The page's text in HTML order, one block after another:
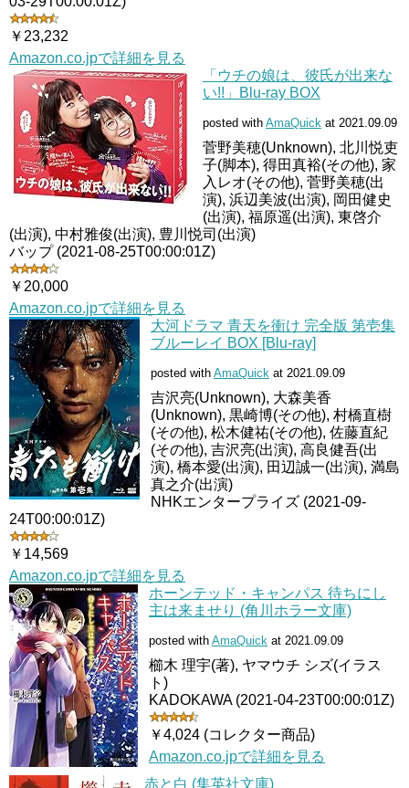
￥23,232
Amazon.co.jpで詳細を見る
「ウチの娘は、彼氏が出来な
い!!」Blu-ray BOX
posted with AmaQuick at 2021.09.09
菅野美穂(Unknown), 北川悦吏
子(脚本), 得田真裕(その他), 家
入レオ(その他), 菅野美穂(出
演), 浜辺美波(出演), 岡田健史
(出演), 福原遥(出演), 東啓介
(出演), 中村雅俊(出演), 豊川悦司(出演)
バップ (2021-08-25T00:00:01Z)
￥20,000
Amazon.co.jpで詳細を見る
大河ドラマ 青天を衝け 完全版 第壱集
ブルーレイ BOX [Blu-ray]
posted with AmaQuick at 2021.09.09
吉沢亮(Unknown), 大森美香
(Unknown), 黒崎博(その他), 村橋直樹
(その他), 松木健祐(その他), 佐藤直紀
(その他), 吉沢亮(出演), 高良健吾(出
演), 橋本愛(出演), 田辺誠一(出演), 満島
真之介(出演)
NHKエンタープライズ (2021-09-
24T00:00:01Z)
￥14,569
Amazon.co.jpで詳細を見る
ホーンテッド・キャンパス 待ちにし
主は来ませり (角川ホラー文庫)
posted with AmaQuick at 2021.09.09
櫛木 理宇(著), ヤマウチ シズ(イラス
ト)
KADOKAWA (2021-04-23T00:00:01Z)
￥4,024 (コレクター商品)
Amazon.co.jpで詳細を見る
赤と白 (集英社文庫)